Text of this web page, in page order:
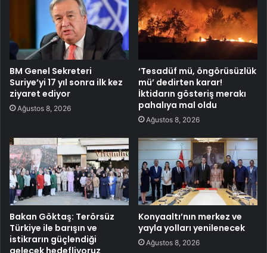
BM Genel Sekreteri
Suriye’yi 17 yıl sonra ilk kez
ziyaret ediyor
Ağustos 8, 2026
‘Tesadüf mü, öngörüsüzlük
mü’ dedirten karar!
İktidarın gösteriş merakı
pahalıya mal oldu
Ağustos 8, 2026
Bakan Göktaş: Terörsüz
Türkiye ile barışın ve
istikrarın güçlendiği
gelecek hedefliyoruz
Konyaaltı’nın merkez ve
yayla yolları yenilenecek
Ağustos 8, 2026